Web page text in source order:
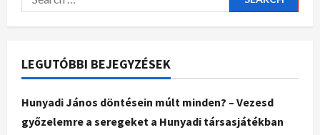
LEGUTÓBBI BEJEGYZÉSEK
Hunyadi János döntésein múlt minden? – Vezesd
győzelemre a seregeket a Hunyadi társasjátékban